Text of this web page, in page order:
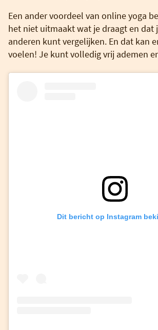
Een ander voordeel van online yoga
het niet uitmaakt wat je draagt en dat
anderen kunt vergelijken. En dat kan
voelen! Je kunt volledig vrij ademen
Dit bericht op Instagram